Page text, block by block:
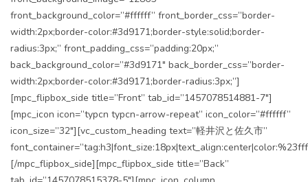
front_background_color=”#ffffff” front_border_css=”border-
width:2px;border-color:#3d9171;border-style:solid;border-
radius:3px;” front_padding_css=”padding:20px;”
back_background_color=”#3d9171″ back_border_css=”border-
width:2px;border-color:#3d9171;border-radius:3px;”]
[mpc_flipbox_side title=”Front” tab_id=”1457078514881-7″]
[mpc_icon icon=”typcn typcn-arrow-repeat” icon_color=”#ffffff”
icon_size=”32″][vc_custom_heading text=”軽井沢と佐久市”
[/mpc_flipbox_side][mpc_flipbox_side title=”Back”